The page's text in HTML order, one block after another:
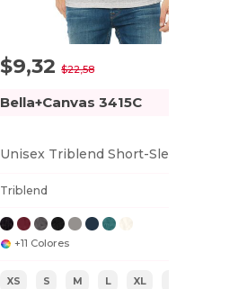
$9,32$22,58
Bella+Canvas 3415C
Triblend
+11 Colores
XS S M L XL